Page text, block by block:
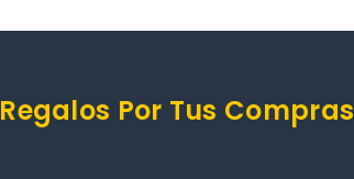
Regalos Por Tus Compras